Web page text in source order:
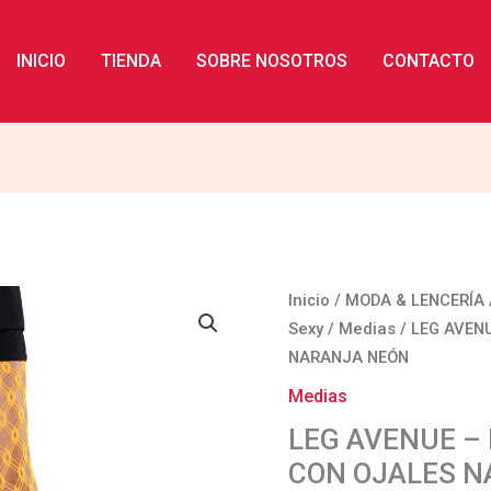
INICIO TIENDA SOBRE NOSOTROS CONTACTO
Inicio / MODA & LENCERÍA
Sexy/ Medias / LEG
NARANJA NEÓN
Medias
LEG AVENUE
CON OJALES
LEG
AVENUE
-
MALLAS
ENCAJE
CON